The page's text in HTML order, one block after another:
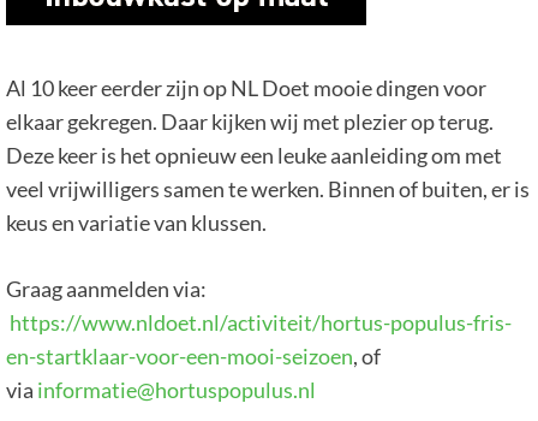
Al 10 keer eerder zijn op NL Doet mooie dingen voor
elkaar gekregen. Daar kijken wij met plezier op terug.
Deze keer is het opnieuw een leuke aanleiding om met
veel vrijwilligers samen te werken. Binnen of buiten, er is
keus en variatie van klussen.
Graag aanmelden via:
https://www.nldoet.nl/activiteit/hortus-populus-fris-
en-startklaar-voor-een-mooi-seizoen, of
via informatie@hortuspopulus.nl